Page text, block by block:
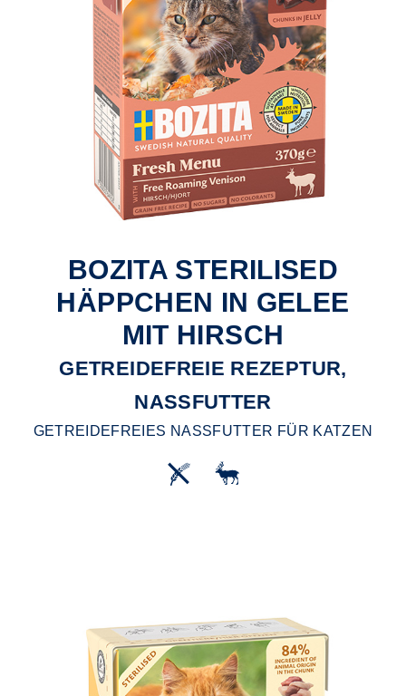
BOZITA STERILISED
HÄPPCHEN IN GELEE
MIT HIRSCH
GETREIDEFREIE REZEPTUR,
NASSFUTTER
GETREIDEFREIES NASSFUTTER FÜR KATZEN